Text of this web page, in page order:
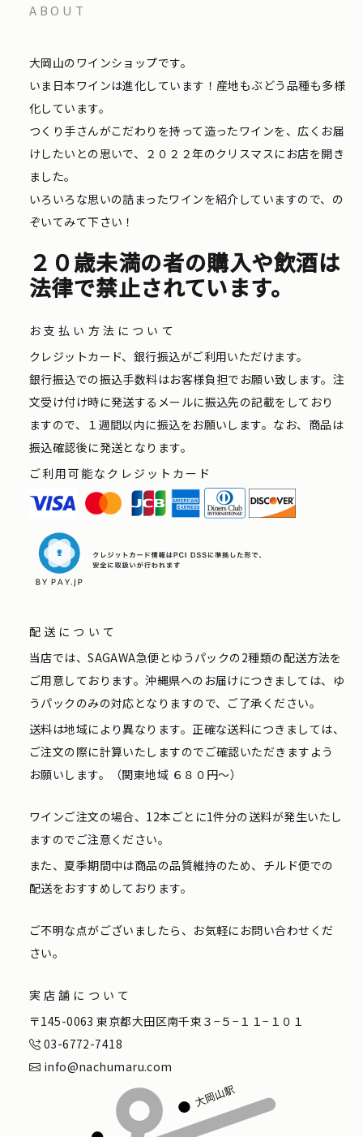
ABOUT
大岡山のワインショップです。
いま日本ワインは進化しています！産地もぶどう品種も多様
化しています。
つくり手さんがこだわりを持って造ったワインを、広くお届
けしたいとの思いで、２０２２年のクリスマスにお店を開き
ました。
いろいろな思いの詰まったワインを紹介していますので、の
ぞいてみて下さい！
２０歳未満の者の購入や飲酒は
法律で禁止されています。
お支払い方法について
クレジットカード、銀行振込がご利用いただけます。
銀行振込での振込手数料はお客様負担でお願い致します。注
文受け付け時に発送するメールに振込先の記載をしており
ますので、１週間以内に振込をお願いします。なお、商品は
振込確認後に発送となります。
ご利用可能なクレジットカード
配送について
当店では、SAGAWA急便とゆうパックの2種類の配送方法を
ご用意しております。沖縄県へのお届けにつきましては、ゆ
うパックのみの対応となりますので、ご了承ください。
送料は地域により異なります。正確な送料につきましては、
ご注文の際に計算いたしますのでご確認いただきますよう
お願いします。（関東地域 ６８０円〜）
ワインご注文の場合、12本ごとに1件分の送料が発生いたし
ますのでご注意ください。
また、夏季期間中は商品の品質維持のため、チルド便での
配送をおすすめしております。
ご不明な点がございましたら、お気軽にお問い合わせくだ
さい。
実店舗について
〒145-0063 東京都大田区南千束３−５−１１−１０１
03-6772-7418
info@nachumaru.com